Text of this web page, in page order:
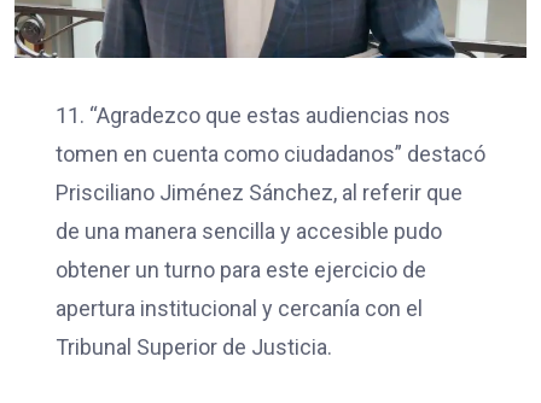
11. “Agradezco que estas audiencias nos
tomen en cuenta como ciudadanos” destacó
Prisciliano Jiménez Sánchez, al referir que
de una manera sencilla y accesible pudo
obtener un turno para este ejercicio de
apertura institucional y cercanía con el
Tribunal Superior de Justicia.